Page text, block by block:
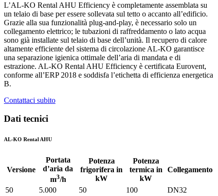
L’AL-KO Rental AHU Efficiency è completamente assemblata su
un telaio di base per essere sollevata sul tetto o accanto all’edificio.
Grazie alla sua funzionalità plug-and-play, è necessario solo un
collegamento elettrico; le tubazioni di raffreddamento o lato acqua
sono già installate sul telaio di base dell’unità. Il recupero di calore
altamente efficiente del sistema di circolazione AL-KO garantisce
una separazione igienica ottimale dell’aria di mandata e di
estrazione. AL-KO Rental AHU Efficiency è certificata Eurovent,
conforme all’ERP 2018 e soddisfa l’etichetta di efficienza energetica
B.
Contattaci subito
Dati tecnici
AL-KO Rental AHU
Versione
Portata
d’aria da
m3/h
Potenza
frigorifera in
kW
Potenza
termica in
kW
Collegamento
50 5.000 50 100
DN32